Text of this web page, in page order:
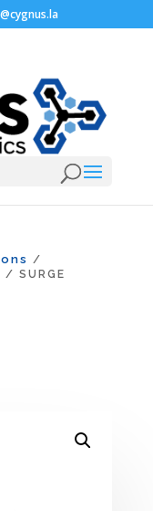
/
/ SURGE